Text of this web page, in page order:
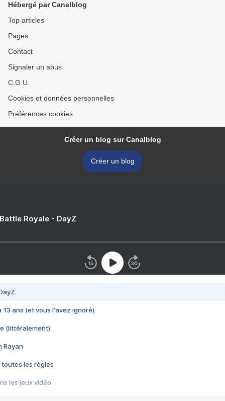
Hébergé par Canalblog
Top articles
Pages
Contact
Signaler un abus
C.G.U.
Cookies et données personnelles
Préférences cookies
Créer un blog sur Canalblog
Créer un blog
Royale - DayZ
13 ans (et vous l'avez ignoré)
(littéralement)
Rayan
toutes les règles
les jeux vidéo